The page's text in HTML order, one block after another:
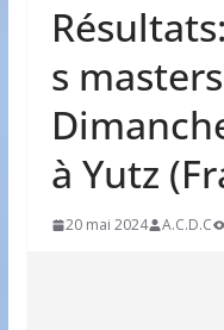
s
à Yutz
20 mai 2024 A.C.D.C